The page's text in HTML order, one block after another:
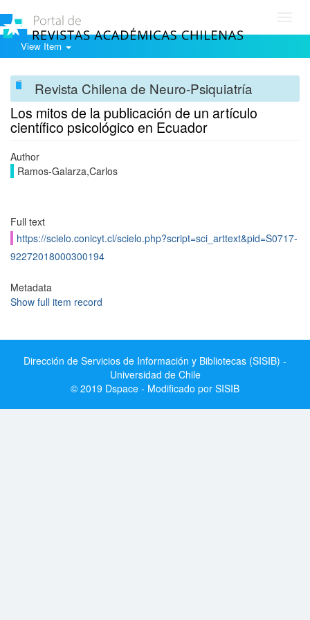
View Item
Revista Chilena de Neuro-Psiquiatría
Los mitos de la publicación de un artículo
científico psicológico en Ecuador
Author
Ramos-Galarza,Carlos
Full text
https://scielo.conicyt.cl/scielo.php?script=sci_arttext&pid=S0717-
92272018000300194
Metadata
Show full item record
Dirección de Servicios de Información y Bibliotecas (SISIB) -
Universidad de Chile
© 2019 Dspace - Modificado por SISIB